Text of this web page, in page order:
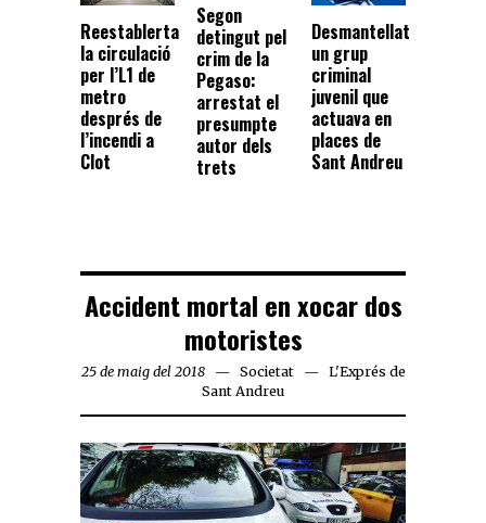
Reestablerta
la circulació
per l’L1 de
metro
després de
l’incendi a
Clot
Segon
detingut pel
crim de la
Pegaso:
arrestat el
presumpte
autor dels
trets
Desmantellat
un grup
criminal
juvenil que
actuava en
places de
Sant Andreu
Accident mortal en xocar dos
motoristes
25 de maig del 2018 Societat
L'Exprés de
Sant Andreu